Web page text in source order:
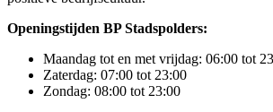
Openingstijden BP Stadspolders:
Maandag tot en met vrijdag: 06:00 tot
Zaterdag: 07:00 tot 23:00
Zondag: 08:00 tot 23:00